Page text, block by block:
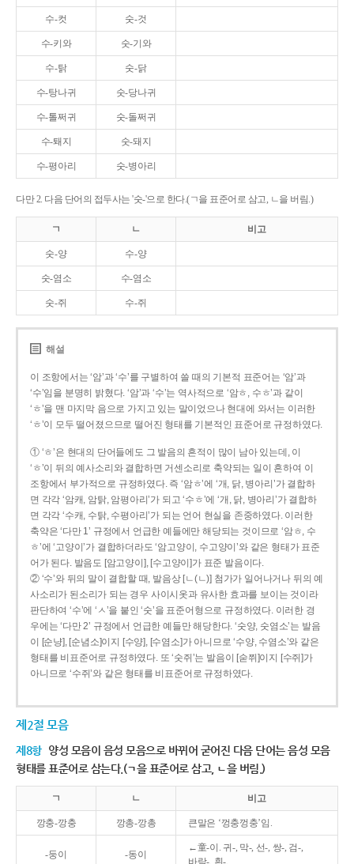
수-컷 숫-것
수-키와 숫-기와
수-탉 숫-닭
수-탕나귀 숫-당나귀
수-톨쩌귀 숫-돌쩌귀
수-퇘지 숫-돼지
수-평아리 숫-병아리
다만 2. 다음 단어의 접두사는 '숫-'으로 한다.(ㄱ을 표준어로 삼고, ㄴ을 버림.)
ㄱ ㄴ 비고
숫-양 수-양
숫-염소 수-염소
숫-쥐 수-쥐
해설
이 조항에서는 ‘암’과 ‘수’를 구별하여 쓸 때의 기본적 표준어는 ‘암’과
‘수’임을 분명히 밝혔다. ‘암’과 ‘수’는 역사적으로 ‘암ㅎ, 수ㅎ’과 같이
‘ㅎ’을 맨 마지막 음으로 가지고 있는 말이었으나 현대에 와서는 이러한
‘ㅎ’이 모두 떨어졌으므로 떨어진 형태를 기본적인 표준어로 규정하였다.
① ‘ㅎ’은 현대의 단어들에도 그 발음의 흔적이 많이 남아 있는데, 이
‘ㅎ’이 뒤의 예사소리와 결합하면 거센소리로 축약되는 일이 흔하여 이
조항에서 부가적으로 규정하였다. 즉 ‘암ㅎ’에 ‘개, 닭, 병아리’가 결합하
면 각각 ‘암캐, 암탉, 암평아리’가 되고 ‘수ㅎ’에 ‘개, 닭, 병아리’가 결합하
면 각각 ‘수캐, 수탉, 수평아리’가 되는 언어 현실을 존중하였다. 이러한
축약은 ‘다만 1’ 규정에서 언급한 예들에만 해당되는 것이므로 ‘암ㅎ, 수
ㅎ’에 ‘고양이’가 결합하더라도 ‘암고양이, 수고양이’와 같은 형태가 표준
어가 된다. 발음도 [암고양이], [수고양이]가 표준 발음이다.
② ‘수’와 뒤의 말이 결합할 때, 발음상 [ㄴ(ㄴ)] 첨가가 일어나거나 뒤의 예
사소리가 된소리가 되는 경우 사이시옷과 유사한 효과를 보이는 것이라
판단하여 ‘수’에 ‘ㅅ’을 붙인 ‘숫’을 표준어형으로 규정하였다. 이러한 경
우에는 ‘다만 2’ 규정에서 언급한 예들만 해당한다. ‘숫양, 숫염소’는 발음
이 [순냥], [순념소]이지 [수양], [수염소]가 아니므로 ‘수양, 수염소’와 같은
형태를 비표준어로 규정하였다. 또 ‘숫쥐’는 발음이 [숟쮜]이지 [수쥐]가
아니므로 ‘수쥐’와 같은 형태를 비표준어로 규정하였다.
제2절 모음
제8항 양성 모음이 음성 모음으로 바뀌어 굳어진 다음 단어는 음성 모음
형태를 표준어로 삼는다.(ㄱ을 표준어로 삼고, ㄴ을 버림.)
ㄱ ㄴ 비고
깡충-깡충 깡총-깡총 큰말은 ‘껑충껑충’임.
-둥이 -동이
←童-이. 귀-, 막-, 선-, 쌍-, 검-,
바람-, 흰-.